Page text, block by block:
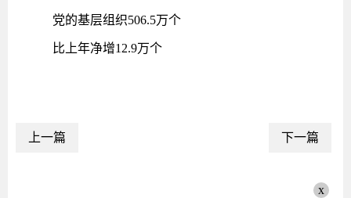
党的基层组织506.5万个
比上年净增12.9万个
上一篇 下一篇
x